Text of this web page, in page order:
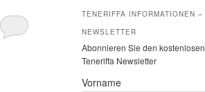
h
n
TENERIFFA INFORMATIONEN –
NEWSLETTER
Abonnieren Sie den kostenlosen
Teneriffa Newsletter
Vorname